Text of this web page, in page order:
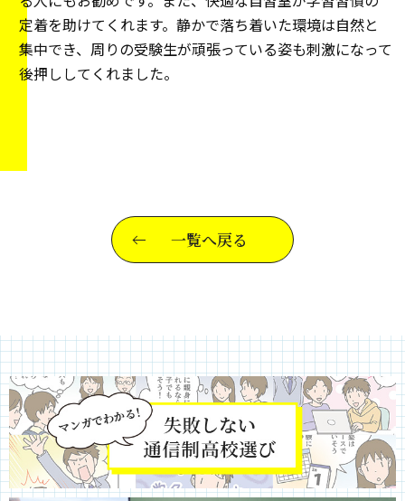
定着を助けてくれます。静かで落ち着いた環境は自然と
集中でき、周りの受験生が頑張っている姿も刺激になって
後押ししてくれました。
一覧へ戻る